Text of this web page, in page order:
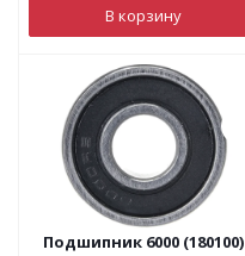
В корзину
Подшипник 6000 (180100)